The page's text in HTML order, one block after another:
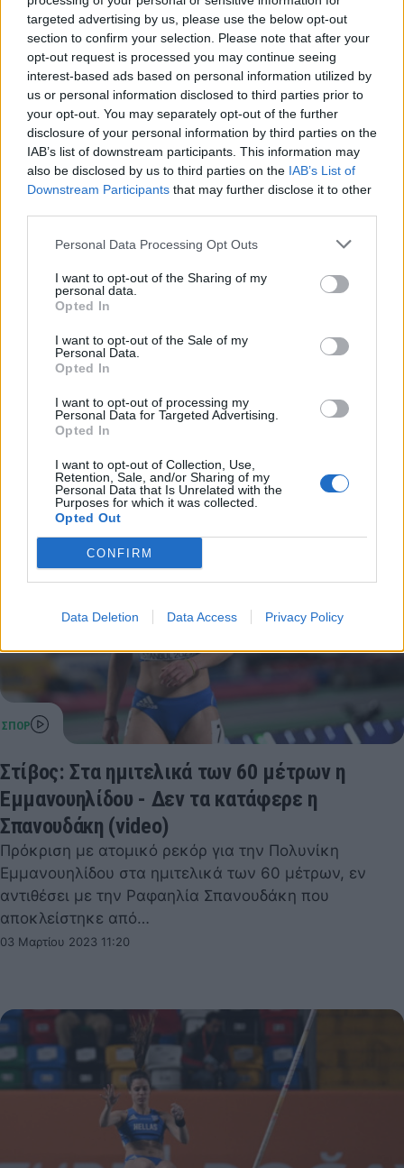
targeted advertising by us, please use the below opt-out
section to confirm your selection. Please note that after your
opt-out request is processed you may continue seeing
interest-based ads based on personal information utilized by
us or personal information disclosed to third parties prior to
your opt-out. You may separately opt-out of the further
disclosure of your personal information by third parties on the
IAB’s list of downstream participants. This information may
also be disclosed by us to third parties on the IAB’s List of
Downstream Participants that may further disclose it to other
Personal Data Processing Opt Outs
I want to opt-out of the Sharing of my
personal data.
Opted In
I want to opt-out of the Sale of my
Personal Data.
Opted In
I want to opt-out of processing my
Personal Data for Targeted Advertising.
Opted In
I want to opt-out of Collection, Use,
Retention, Sale, and/or Sharing of my
Personal Data that Is Unrelated with the
Purposes for which it was collected.
Opted Out
CONFIRM
Data Deletion Data Access Privacy Policy
Ευρωπαϊκό…
03 Μαρτίου 2023 13:01
Στίβος: Εκτός τελικού στο τριπλούν η Καρύδη
Παρά την καλή της εμφάνιση, η Σπυριδούλα Καρύδη
αποκλείσθηκε από τον τελικό του τριπλούν, στο
ευρωπαϊκό πρωτάθλημα κλειστού στίβου, που
διεξάγεται στην…
03 Μαρτίου 2023 12:40
Στίβος: Στα ημιτελικά των 60 μέτρων η
Εμμανουηλίδου - Δεν τα κατάφερε η
Σπανουδάκη (video)
Πρόκριση με ατομικό ρεκόρ για την Πολυνίκη
Εμμανουηλίδου στα ημιτελικά των 60 μέτρων, εν
αντιθέσει με την Ραφαηλία Σπανουδάκη που
αποκλείστηκε από…
03 Μαρτίου 2023 11:20